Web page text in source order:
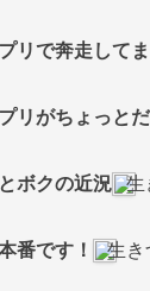
リで奔走してま
リがちょっと
ボクの近況 生
番です！ 生き